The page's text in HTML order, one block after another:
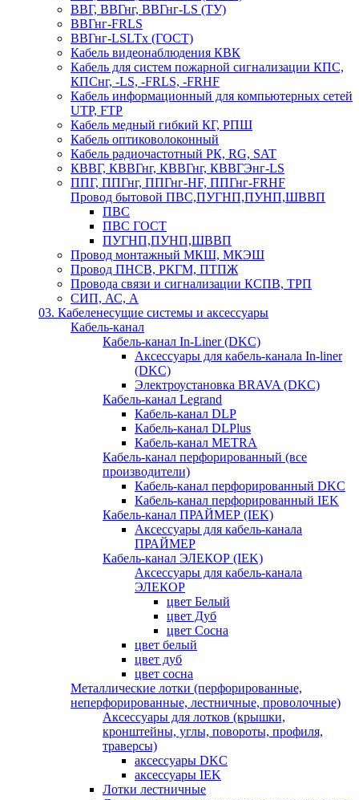
ВВГ, ВВГнг, ВВГнг-LS (ТУ)
ВВГнг-FRLS
ВВГнг-LSLTx (ГОСТ)
Кабель видеонаблюдения КВК
Кабель для систем пожарной сигнализации КПС,
КПСнг, -LS, -FRLS, -FRHF
Кабель информационный для компьютерных сетей
UTP, FTP
Кабель медный гибкий КГ, РПШ
Кабель оптиковолоконный
Кабель радиочастотный РК, RG, SAT
КВВГ, КВВГнг, КВВГнг, КВВГЭнг-LS
ППГ, ППГнг, ППГнг-HF, ППГнг-FRHF
Провод бытовой ПВС,ПУГНП,ПУНП,ШВВП
ПВС
ПВС ГОСТ
ПУГНП,ПУНП,ШВВП
Провод монтажный МКШ, МКЭШ
Провод ПНСВ, РКГМ, ПТПЖ
Провода связи и сигнализации КСПВ, ТРП
СИП, АС, А
03. Кабеленесущие системы и аксессуары
Кабель-канал
Кабель-канал In-Liner (DKC)
Аксессуары для кабель-канала In-liner
(DKC)
Электроустановка BRAVA (DKC)
Кабель-канал Legrand
Кабель-канал DLP
Кабель-канал DLPlus
Кабель-канал METRA
Кабель-канал перфорированный (все
производители)
Кабель-канал перфорированный DKC
Кабель-канал перфорированный IEK
Кабель-канал ПРАЙМЕР (IEK)
Аксессуары для кабель-канала
ПРАЙМЕР
Кабель-канал ЭЛЕКОР (IEK)
Аксессуары для кабель-канала
ЭЛЕКОР
цвет Белый
цвет Дуб
цвет Сосна
цвет белый
цвет дуб
цвет сосна
Металлические лотки (перфорированные,
неперфорированные, лестничные, проволочные)
Аксессуары для лотков (крышки,
кронштейны, углы, повороты, профиля,
траверсы)
аксессуары DKC
аксессуары IEK
Лотки лестничные